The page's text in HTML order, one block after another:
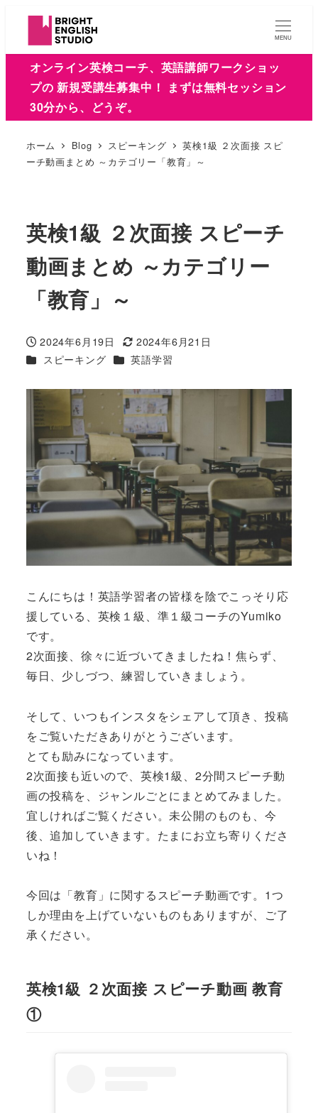
MENU
オンライン英検コーチ、英語講師ワークショッ
プの 新規受講生募集中！ まずは無料セッション
30分から、どうぞ。
ホーム Blog スピーキング
英検1級 ２次面接 スピ
ーチ動画まとめ ～カテゴリー「教育」～
英検1級 ２次面接 スピーチ
動画まとめ ～カテゴリー
「教育」～
投稿日
2024年6月19日
更新日
2024年6月21日
カテゴリー
スピーキング カテゴリー
英語学習
こんにちは！英語学習者の皆様を陰でこっそり応
援している、英検１級、準１級コーチのYumiko
です。
2次面接、徐々に近づいてきましたね！焦らず、
毎日、少しづつ、練習していきましょう。
そして、いつもインスタをシェアして頂き、投稿
をご覧いただきありがとうございます。
とても励みになっています。
2次面接も近いので、英検1級、2分間スピーチ動
画の投稿を、ジャンルごとにまとめてみました。
宜しければご覧ください。未公開のものも、今
後、追加していきます。たまにお立ち寄りくださ
いね！
今回は「教育」に関するスピーチ動画です。1つ
しか理由を上げていないものもありますが、ご了
承ください。
英検1級 ２次面接 スピーチ動画 教育
①